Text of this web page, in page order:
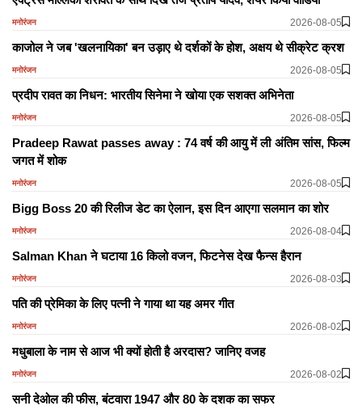
मनोरंजन 2026-08-05
काजोल ने जब 'खलनायिका' बन उड़ाए थे दर्शकों के होश, अक्षय थे सीक्रेट क्रश
मनोरंजन 2026-08-05
प्रदीप रावत का निधन: भारतीय सिनेमा ने खोया एक सशक्त अभिनेता
मनोरंजन 2026-08-05
Pradeep Rawat passes away : 74 वर्ष की आयु में ली अंतिम सांस, फिल्म
जगत में शोक
मनोरंजन 2026-08-05
Bigg Boss 20 की रिलीज डेट का ऐलान, इस दिन आएगा सलमान का शोर
मनोरंजन 2026-08-04
Salman Khan ने घटाया 16 किलो वजन, फिटनेस देख फैन्स हैरान
मनोरंजन 2026-08-03
पति की प्रेमिका के लिए पत्नी ने गाया था यह अमर गीत
मनोरंजन 2026-08-02
मधुबाला के नाम से आज भी क्यों होती है अरदास? जानिए वजह
मनोरंजन 2026-08-02
सनी देओल की फीस, बंटवारा 1947 और 80 के दशक का सफर